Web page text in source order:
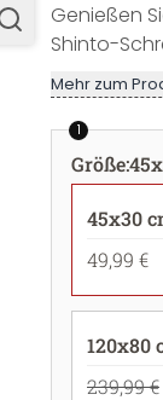
Genießen
Shinto-
Mehr zum
1
Größe:
45x30
49,99 €
120x80
239,99 €